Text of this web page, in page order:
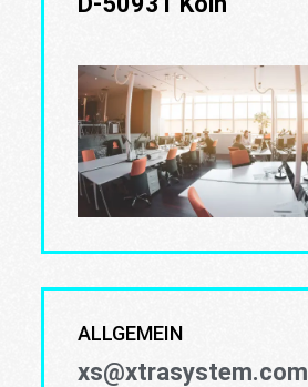
ALLGEMEIN
xs@xtrasystem.com